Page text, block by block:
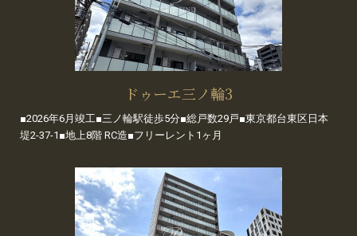
ドゥーエ三ノ輪3
■2026年6月竣工■三ノ輪駅徒歩5分■総戸数29戸■東京都台東区日本
堤2-37-1■地上8階 RC造■フリーレント1ヶ月